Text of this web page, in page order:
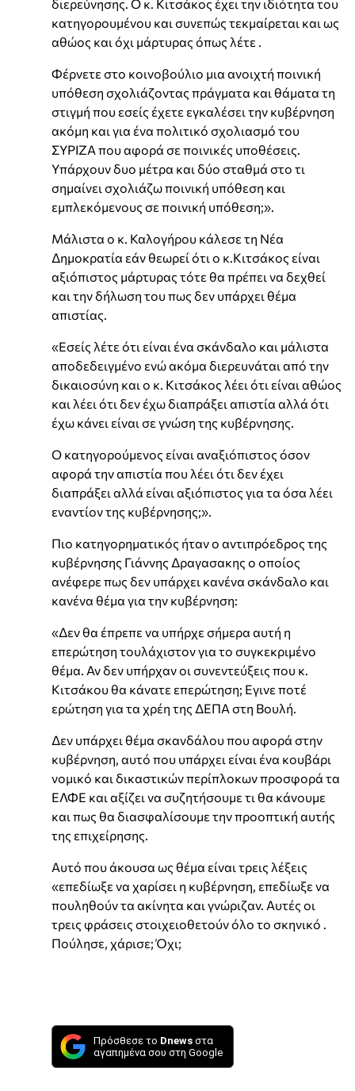
διερεύνησης. Ο κ. Κιτσάκος έχει την ιδιότητα του
κατηγορουμένου και συνεπώς τεκμαίρεται και ως
αθώος και όχι μάρτυρας όπως λέτε .
Φέρνετε στο κοινοβούλιο μια ανοιχτή ποινική
υπόθεση σχολιάζοντας πράγματα και θάματα τη
στιγμή που εσείς έχετε εγκαλέσει την κυβέρνηση
ακόμη και για ένα πολιτικό σχολιασμό του
ΣΥΡΙΖΑ που αφορά σε ποινικές υποθέσεις.
Υπάρχουν δυο μέτρα και δύο σταθμά στο τι
σημαίνει σχολιάζω ποινική υπόθεση και
εμπλεκόμενους σε ποινική υπόθεση;».
Μάλιστα ο κ. Καλογήρου κάλεσε τη Νέα
Δημοκρατία εάν θεωρεί ότι ο κ.Κιτσάκος είναι
αξιόπιστος μάρτυρας τότε θα πρέπει να δεχθεί
και την δήλωση του πως δεν υπάρχει θέμα
απιστίας.
«Εσείς λέτε ότι είναι ένα σκάνδαλο και μάλιστα
αποδεδειγμένο ενώ ακόμα διερευνάται από την
δικαιοσύνη και ο κ. Κιτσάκος λέει ότι είναι αθώος
και λέει ότι δεν έχω διαπράξει απιστία αλλά ότι
έχω κάνει είναι σε γνώση της κυβέρνησης.
Ο κατηγορούμενος είναι αναξιόπιστος όσον
αφορά την απιστία που λέει ότι δεν έχει
διαπράξει αλλά είναι αξιόπιστος για τα όσα λέει
εναντίον της κυβέρνησης;».
Πιο κατηγορηματικός ήταν ο αντιπρόεδρος της
κυβέρνησης Γιάννης Δραγασακης ο οποίος
ανέφερε πως δεν υπάρχει κανένα σκάνδαλο και
κανένα θέμα για την κυβέρνηση:
«Δεν θα έπρεπε να υπήρχε σήμερα αυτή η
επερώτηση τουλάχιστον για το συγκεκριμένο
θέμα. Αν δεν υπήρχαν οι συνεντεύξεις που κ.
Κιτσάκου θα κάνατε επερώτηση; Εγινε ποτέ
ερώτηση για τα χρέη της ΔΕΠΑ στη Βουλή.
Δεν υπάρχει θέμα σκανδάλου που αφορά στην
κυβέρνηση, αυτό που υπάρχει είναι ένα κουβάρι
νομικό και δικαστικών περίπλοκων προσφορά τα
ΕΛΦΕ και αξίζει να συζητήσουμε τι θα κάνουμε
και πως θα διασφαλίσουμε την προοπτική αυτής
της επιχείρησης.
Αυτό που άκουσα ως θέμα είναι τρεις λέξεις
«επεδίωξε να χαρίσει η κυβέρνηση, επεδίωξε να
πουληθούν τα ακίνητα και γνώριζαν. Αυτές οι
τρεις φράσεις στοιχειοθετούν όλο το σκηνικό .
Πούλησε, χάρισε; Όχι;
Πρόσθεσε το Dnews στα
αγαπημένα σου στη Google